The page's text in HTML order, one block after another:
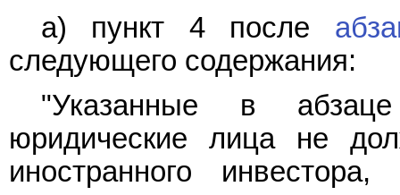
а) пункт 4 после
следующего содержания:
"Указанные в
юридические лица не
иностранного